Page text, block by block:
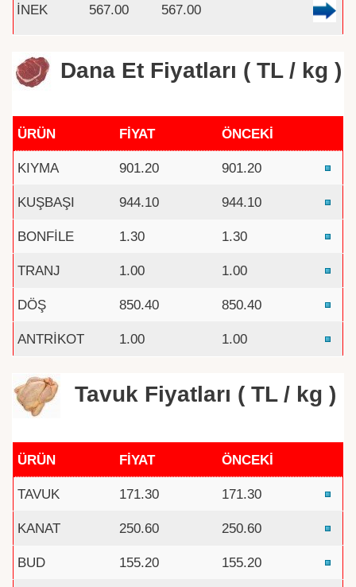
İNEK 567.00 567.00
Dana Et Fiyatları ( TL / kg )
ÜRÜN FİYAT ÖNCEKİ
KIYMA 901.20 901.20
KUŞBAŞI 944.10 944.10
BONFİLE 1.30 1.30
TRANJ 1.00 1.00
DÖŞ 850.40 850.40
ANTRİKOT 1.00 1.00
Tavuk Fiyatları ( TL / kg )
ÜRÜN FİYAT ÖNCEKİ
TAVUK 171.30 171.30
KANAT 250.60 250.60
BUD 155.20 155.20